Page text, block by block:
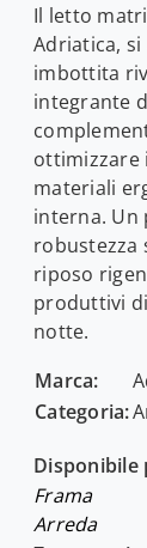
Il letto
Adriatica,
imbottita
integrante
materiali
interna. Un
riposo
produttivi
notte.
Marca:
Categoria:
Disponibile
Frama
Arreda